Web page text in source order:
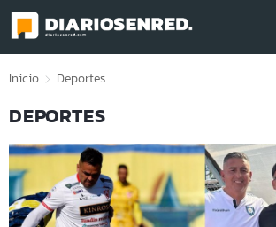
Click acá para ir directamente al contenido
Inicio Deportes
DEPORTES